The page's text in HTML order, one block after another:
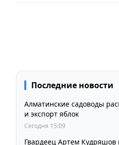
Последние новости
Алматинские садоводы
и экспорт яблок
Сегодня 15:09
Гвардеец Артем Кудряшов